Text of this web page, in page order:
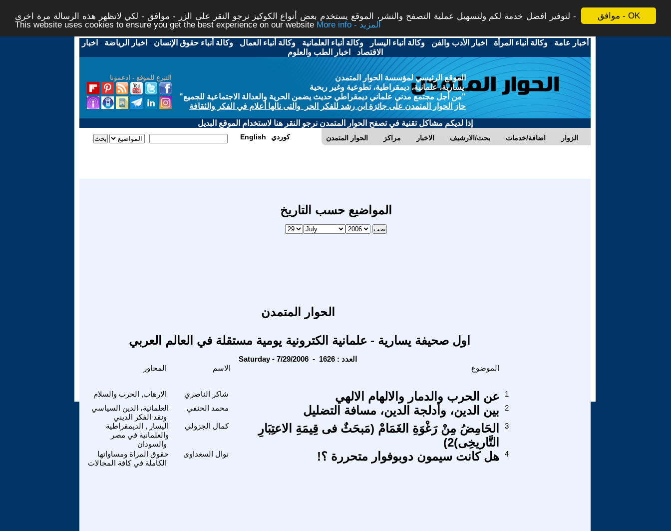
موافق - OK
لتوفير افضل خدمة لكم ولتسهيل عملية التصفح والنشر، الموقع يستخدم بعض أنواع الكوكيز نرجو النقر على الزر - موافق - لكي لاتظهر هذه الرسالة مرة اخرى -
This website uses cookies to ensure you get the best experience on our website
More info - المزيد
أخبار عامة -وكالة أنباء المرأة - اخبار الأدب والفن -وكالة أنباء اليسار -وكالة أنباء العلمانية -وكالة أنباء العمال -وكالة أنباء حقوق الإنسان - اخبار الرياضة - اخبار
الاقتصاد - اخبار الطب والعلوم
التبرع للموقع - ادعمونا
الموقع الرئيسي لمؤسسة الحوار المتمدن
يسارية، علمانية، ديمقراطية، تطوعية وغير ربحية
"من أجل مجتمع مدني علماني ديمقراطي حديث يضمن الحرية والعدالة الاجتماعية للجميع"
حاز الحوار المتمدن على جائزة ابن رشد للفكر الحر والتى نالها أعلام في الفكر والثقافة
إذا لديكم مشاكل تقنية في تصفح الحوار المتمدن نرجو النقر هنا لاستخدام الموقع البديل
الحوار المتمدن مراكز الاخبار بحث/الارشيف اضافة/خدمات الزوار English كوردي
المواضيع حسب التاريخ
الحوار المتمدن
اول صحيفة يسارية - علمانية الكترونية يومية مستقلة في العالم العربي
Saturday - 7/29/2006 - العدد : 1626
الاسم الموضوع
الارهاب, الحرب والسلام شاكر الناصري عن الحرب والدمار والالهام الالهي
1
العلمانية، الدين السياسي
ونقد الفكر الديني
محمد الحنفي بين الدين، وأدلجة الدين، مسافة التضليل 2
اليسار , الديمقراطية
والعلمانية في مصر
والسودان
كمال الجزولي
الحَامِضُ مِنْ رَغْوَةِ الغَمَامْ (مَبحَثٌ فى قِيمَةِ الاعتِبَارِ
التَّاريخِى)2)
3
حقوق المراة ومساواتها
الكاملة في كافة المجالات
نوال السعداوى هل كانت سيمون دوبوفوار متحررة ؟! 4